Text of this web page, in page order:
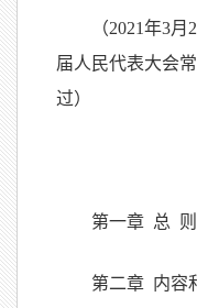
（2021年3
届人民代表大会
过）
第一章 总 则
第二章 内容